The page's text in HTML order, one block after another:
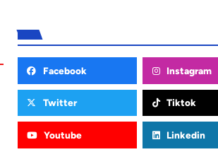
Facebook Instagram
Twitter Tiktok
Youtube Linkedin